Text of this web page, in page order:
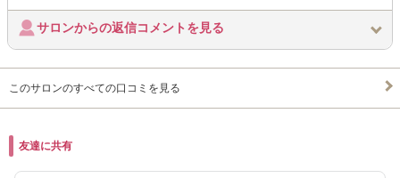
サロンからの返信コメントを見る
このサロンのすべての口コミを見る
友達に共有